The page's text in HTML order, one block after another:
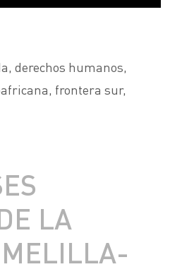
, derechos humanos,
, frontera sur,
LA